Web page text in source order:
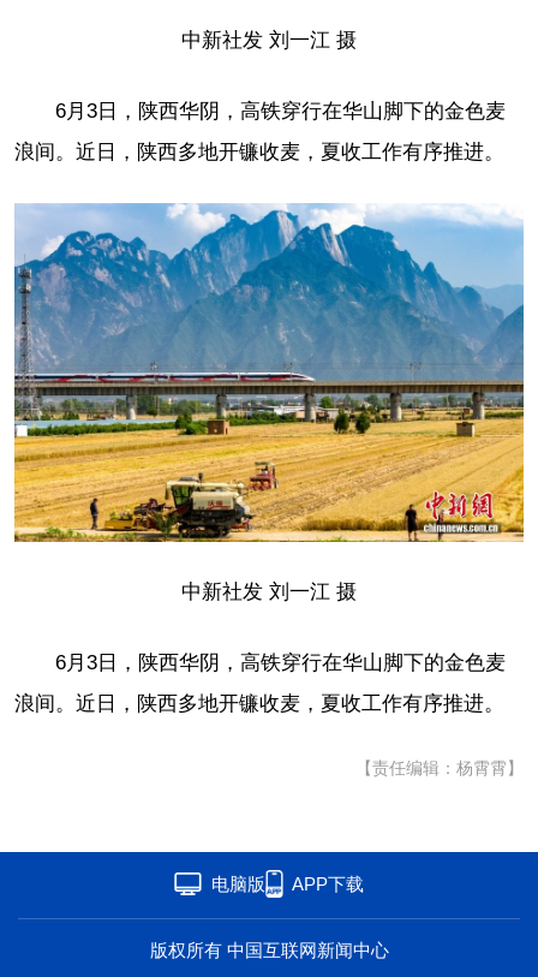
中新社发 刘一江 摄
6月3日，陕西华阴，高铁穿行在华山脚下的金色麦
浪间。近日，陕西多地开镰收麦，夏收工作有序推进。
中新社发 刘一江 摄
6月3日，陕西华阴，高铁穿行在华山脚下的金色麦
浪间。近日，陕西多地开镰收麦，夏收工作有序推进。
【责任编辑：杨霄霄】
电脑版 APP下载
版权所有 中国互联网新闻中心